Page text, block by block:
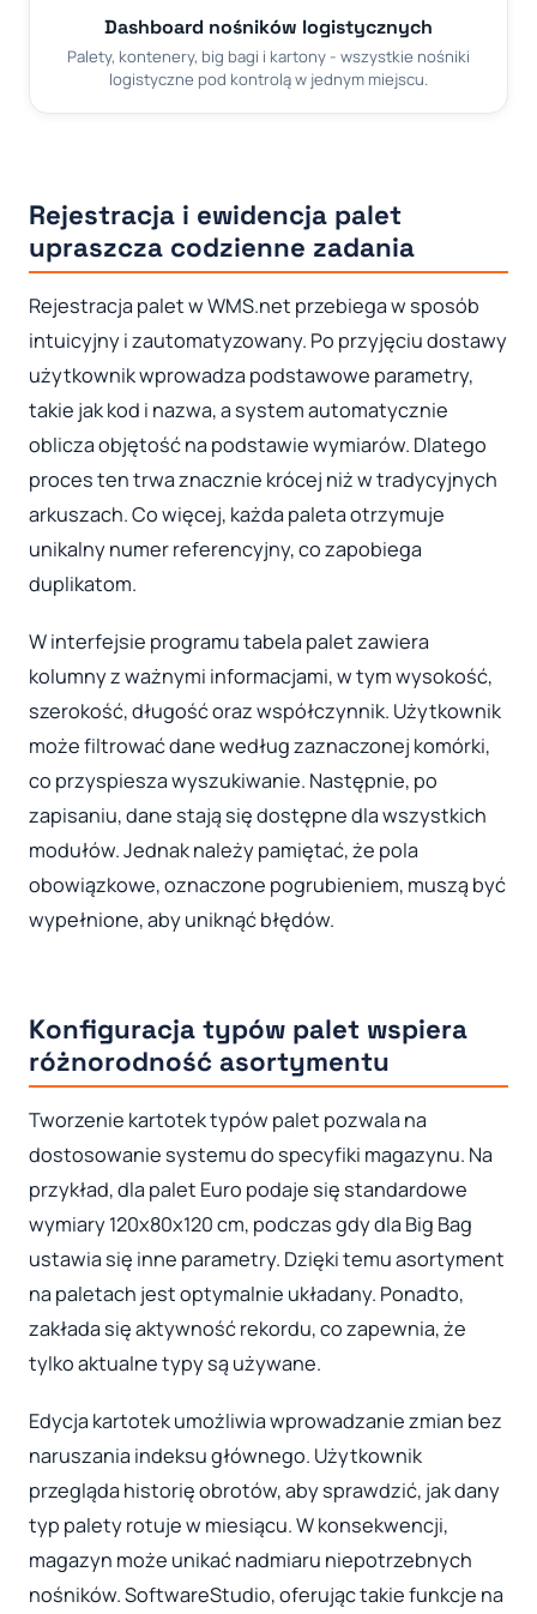
Dashboard nośników logistycznych
Palety, kontenery, big bagi i kartony - wszystkie nośniki
logistyczne pod kontrolą w jednym miejscu.
Rejestracja i ewidencja palet
upraszcza codzienne zadania
Rejestracja palet w WMS.net przebiega w sposób
intuicyjny i zautomatyzowany. Po przyjęciu dostawy
użytkownik wprowadza podstawowe parametry,
takie jak kod i nazwa, a system automatycznie
oblicza objętość na podstawie wymiarów. Dlatego
proces ten trwa znacznie krócej niż w tradycyjnych
arkuszach. Co więcej, każda paleta otrzymuje
unikalny numer referencyjny, co zapobiega
duplikatom.
W interfejsie programu tabela palet zawiera
kolumny z ważnymi informacjami, w tym wysokość,
szerokość, długość oraz współczynnik. Użytkownik
może filtrować dane według zaznaczonej komórki,
co przyspiesza wyszukiwanie. Następnie, po
zapisaniu, dane stają się dostępne dla wszystkich
modułów. Jednak należy pamiętać, że pola
obowiązkowe, oznaczone pogrubieniem, muszą być
wypełnione, aby uniknąć błędów.
Konfiguracja typów palet wspiera
różnorodność asortymentu
Tworzenie kartotek typów palet pozwala na
dostosowanie systemu do specyfiki magazynu. Na
przykład, dla palet Euro podaje się standardowe
wymiary 120x80x120 cm, podczas gdy dla Big Bag
ustawia się inne parametry. Dzięki temu asortyment
na paletach jest optymalnie układany. Ponadto,
zakłada się aktywność rekordu, co zapewnia, że
tylko aktualne typy są używane.
Edycja kartotek umożliwia wprowadzanie zmian bez
naruszania indeksu głównego. Użytkownik
przegląda historię obrotów, aby sprawdzić, jak dany
typ palety rotuje w miesiącu. W konsekwencji,
magazyn może unikać nadmiaru niepotrzebnych
nośników. SoftwareStudio, oferując takie funkcje na